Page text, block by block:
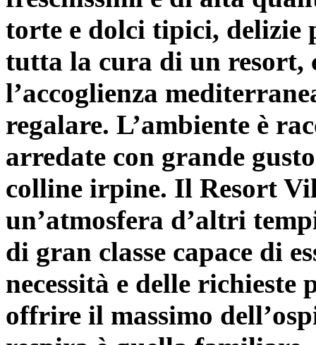
torte e dolci tipici, delizie
tutta la cura di un resort,
l’accoglienza
regalare. L’ambiente è
arredate con grande
colline irpine. Il Resort
un’atmosfera d’altri
di gran classe capace di
necessità e delle richieste
offrire il massimo